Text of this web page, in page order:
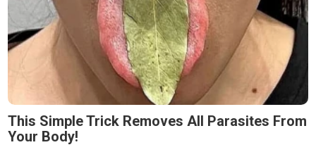
This Simple Trick Removes All Parasites From
Your Body!